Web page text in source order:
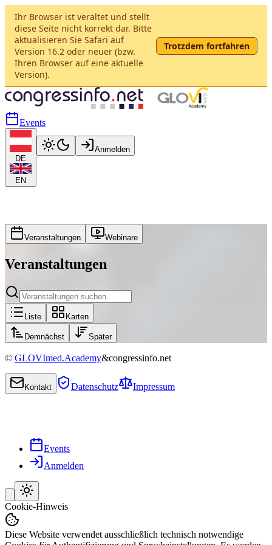
Ihr Browser ist veraltet und stellt
diese Seite nicht korrekt dar. Bitte
aktualisieren Sie Safari auf
Version 16.2 oder neuer (bzw.
Ihren Browser auf eine aktuelle
Version).
Trotzdem fortfahren
Events
DE
EN
Anmelden
Veranstaltungen Webinare
Veranstaltungen
Liste Karten
Demnächst Später
© GLOVImed.Academy&congressinfo.net
Kontakt Datenschutz Impressum
Events
Anmelden
Cookie-Hinweis
Diese Website verwendet ausschließlich technisch notwendige